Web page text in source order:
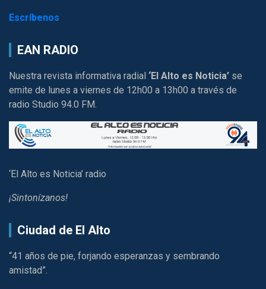
Escríbenos
EAN RADIO
Nuestra revista informativa radial ‘El Alto es Noticia’ se
emite de lunes a viernes de 12h00 a 13h00 a través de
radio Studio 94.0 FM.
‘El Alto es Noticia’ radio
¡Sintonízanos!
Ciudad de El Alto
“41 años de pie, forjando esperanzas y sembrando
amistad”.